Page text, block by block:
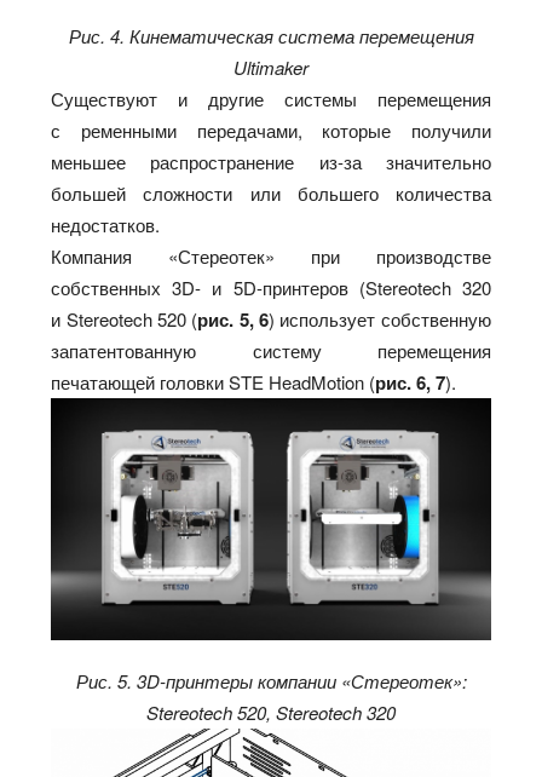
Рис. 4. Кинематическая система перемещения
Ultimaker
Существуют и другие системы перемещения
с ременными передачами, которые получили
меньшее распространение из-за значительно
большей сложности или большего количества
недостатков.
Компания «Стереотек» при производстве
собственных 3D- и 5D-принтеров (Stereotech 320
и Stereotech 520 (рис. 5, 6) использует собственную
запатентованную систему перемещения
печатающей головки STE HeadMotion (рис. 6, 7).
Рис. 5. 3D-принтеры компании «Стереотек»:
Stereotech 520, Stereotech 320